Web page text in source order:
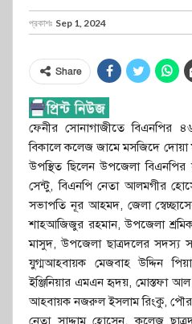
প্রকাশঃ Sep 1, 2024
Share
ফেনীর সোনাগাজীতে বিএনপির
বিকালে কলেজ জামে মসজিদে দোয়া
উপস্থিত ছিলেন উপজেলা বিএনপির
সেন্টু, বিএনপি নেতা আলমগীর
সভাপতি নূর আহমদ, জেলা
শাহআজিজুর রহমান, উপজেলা
মাসুদ, উপজেলা ছাত্রদলের সদস্য
যুগ্মআহবায়ক মেজবাহ উদ্দিন
ইঞ্জিনিয়ার এমএন হৃদয়, মোস্তফা
আহবায়ক নজরুল ইসলাম রিংকু, পৌর
নেতা সাদ্দাম হোসেন, কলেজ